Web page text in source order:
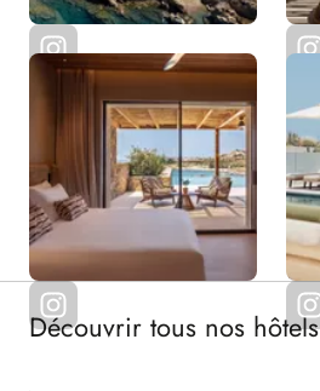
Découvrir tous nos hôtels